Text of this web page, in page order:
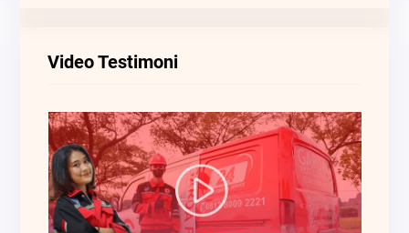
Video Testimoni